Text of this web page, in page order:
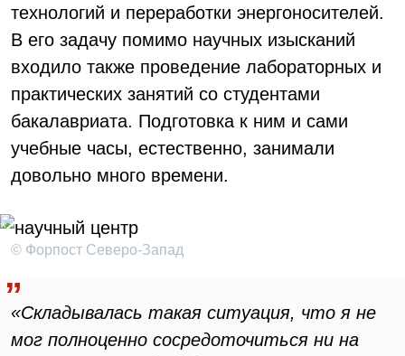
технологий и переработки энергоносителей.
В его задачу помимо научных изысканий
входило также проведение лабораторных и
практических занятий со студентами
бакалавриата. Подготовка к ним и сами
учебные часы, естественно, занимали
довольно много времени.
© Форпост Северо-Запад
«Складывалась такая ситуация, что я не
мог полноценно сосредоточиться ни на